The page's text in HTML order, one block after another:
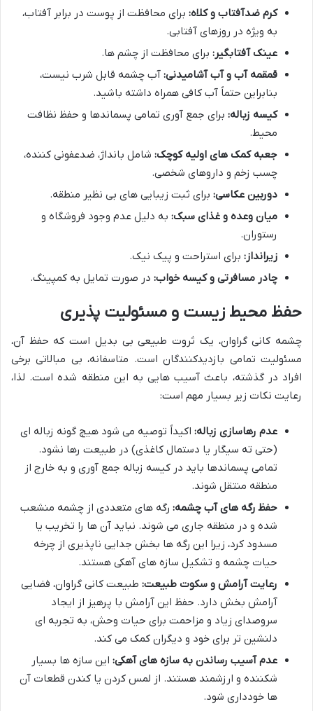
کرم ضدآفتاب و کلاه: برای محافظت از پوست در برابر آفتاب،
به ویژه در روزهای آفتابی.
عینک آفتابگیر: برای محافظت از چشم ها.
قمقمه آب و آب آشامیدنی: آب چشمه قابل شرب نیست،
بنابراین حتماً آب کافی همراه داشته باشید.
کیسه زباله: برای جمع آوری تمامی پسماندها و حفظ نظافت
محیط.
جعبه کمک های اولیه کوچک: شامل بانداژ، ضدعفونی کننده،
چسب زخم و داروهای شخصی.
دوربین عکاسی: برای ثبت زیبایی های بی نظیر منطقه.
میان وعده و غذای سبک: به دلیل عدم وجود فروشگاه و
رستوران.
زیرانداز: برای استراحت و پیک نیک.
چادر مسافرتی و کیسه خواب: در صورت تمایل به کمپینگ.
حفظ محیط زیست و مسئولیت پذیری
چشمه کانی گراوان، یک ثروت طبیعی بی بدیل است که حفظ آن،
مسئولیت تمامی بازدیدکنندگان است. متاسفانه، بی مبالاتی برخی
افراد در گذشته، باعث آسیب هایی به این منطقه شده است. لذا،
رعایت نکات زیر بسیار مهم است:
عدم رهاسازی زباله: اکیداً توصیه می شود هیچ گونه زباله ای
(حتی ته سیگار یا دستمال کاغذی) در طبیعت رها نشود.
تمامی پسماندها باید در کیسه زباله جمع آوری و به خارج از
منطقه منتقل شوند.
حفظ رگه های آب چشمه: رگه های متعددی از چشمه منشعب
شده و در منطقه جاری می شوند. نباید آن ها را تخریب یا
مسدود کرد، زیرا این رگه ها بخش جدایی ناپذیری از چرخه
حیات چشمه و تشکیل سازه های آهکی هستند.
رعایت آرامش و سکوت طبیعت: طبیعت کانی گراوان، فضایی
آرامش بخش دارد. حفظ این آرامش با پرهیز از ایجاد
سروصدای زیاد و مزاحمت برای حیات وحش، به تجربه ای
دلنشین تر برای خود و دیگران کمک می کند.
عدم آسیب رساندن به سازه های آهکی: این سازه ها بسیار
شکننده و ارزشمند هستند. از لمس کردن یا کندن قطعات آن
ها خودداری شود.